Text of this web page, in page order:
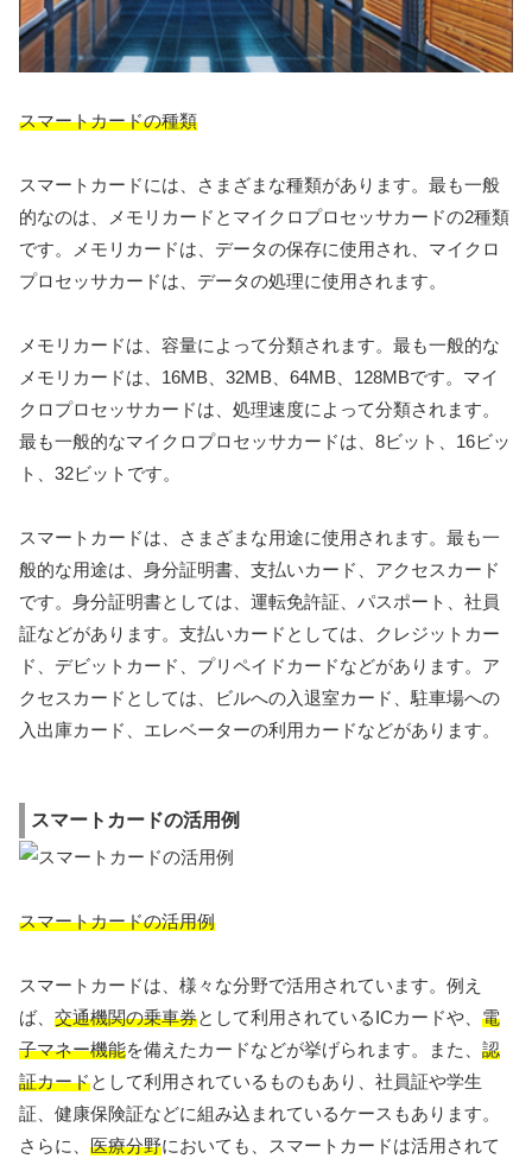
スマートカードの種類
スマートカードには、さまざまな種類があります。最も一般
的なのは、メモリカードとマイクロプロセッサカードの2種類
です。メモリカードは、データの保存に使用され、マイクロ
プロセッサカードは、データの処理に使用されます。
メモリカードは、容量によって分類されます。最も一般的な
メモリカードは、16MB、32MB、64MB、128MBです。マイ
クロプロセッサカードは、処理速度によって分類されます。
最も一般的なマイクロプロセッサカードは、8ビット、16ビッ
ト、32ビットです。
スマートカードは、さまざまな用途に使用されます。最も一
般的な用途は、身分証明書、支払いカード、アクセスカード
です。身分証明書としては、運転免許証、パスポート、社員
証などがあります。支払いカードとしては、クレジットカー
ド、デビットカード、プリペイドカードなどがあります。ア
クセスカードとしては、ビルへの入退室カード、駐車場への
入出庫カード、エレベーターの利用カードなどがあります。
スマートカードの活用例
スマートカードの活用例
スマートカードは、様々な分野で活用されています。例え
ば、 交通機関の乗車券として利用されているICカードや、 電
子マネー機能を備えたカードなどが挙げられます。また、 認
証カードとして利用されているものもあり、社員証や学生
証、健康保険証などに組み込まれているケースもあります。
さらに、 医療分野においても、スマートカードは活用されて